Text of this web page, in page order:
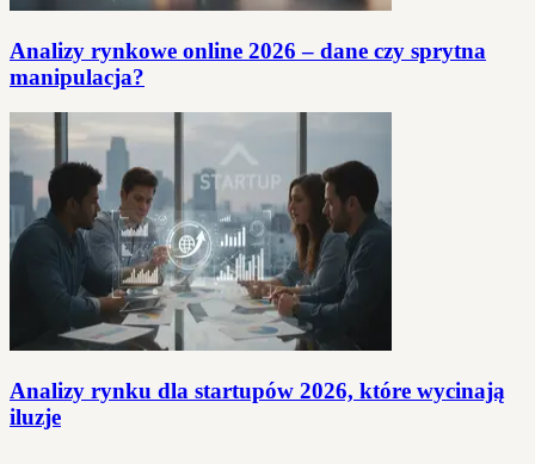
Analizy rynkowe online 2026 – dane czy sprytna
manipulacja?
Analizy rynku dla startupów 2026, które wycinają
iluzje